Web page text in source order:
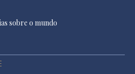
sobre o mundo